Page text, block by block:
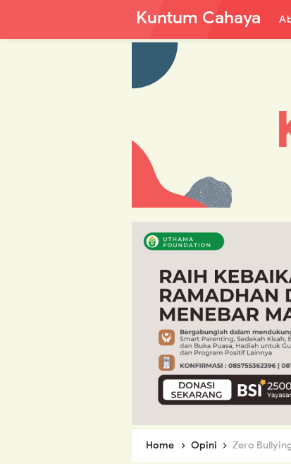
Kuntum Cahaya
Home Opini Zero